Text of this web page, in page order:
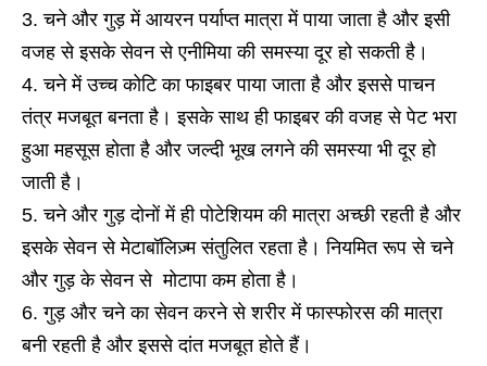
चने और गुड़ में आयरन पर्याप्त मात्रा में पाया जाता है और इसी
वजह से इसके सेवन से एनीमिया की समस्या दूर हो सकती है।
चने में उच्च कोटि का फाइबर पाया जाता है और इससे पाचन
तंत्र मजबूत बनता है। इसके साथ ही फाइबर की वजह से पेट भरा
हुआ महसूस होता है और जल्दी भूख लगने की समस्या भी दूर हो
जाती है।
चने और गुड़ दोनों में ही पोटेशियम की मात्रा अच्छी रहती है और
इसके सेवन से मेटाबॉलिज़्म संतुलित रहता है। नियमित रूप से चने
और गुड़ के सेवन से मोटापा कम होता है।
गुड़ और चने का सेवन करने से शरीर में फास्फोरस की मात्रा
बनी रहती है और इससे दांत मजबूत होते हैं।